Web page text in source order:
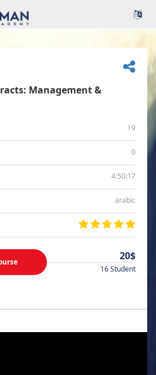
Management &
19
0
4:50:17
arabic
20$
16 Student